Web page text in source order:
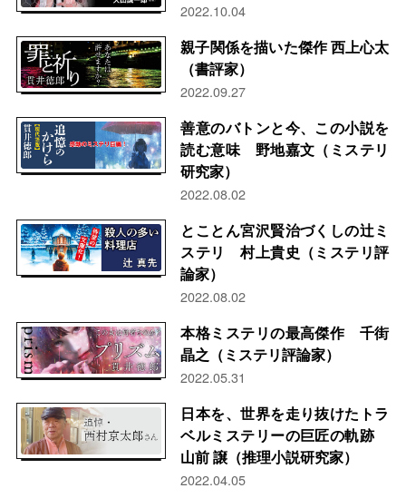
2022.10.04
親子関係を描いた傑作 西上心太
（書評家）
2022.09.27
善意のバトンと今、この小説を
読む意味 野地嘉文（ミステリ
研究家）
2022.08.02
とことん宮沢賢治づくしの辻ミ
ステリ 村上貴史（ミステリ評
論家）
2022.08.02
本格ミステリの最高傑作 千街
晶之（ミステリ評論家）
2022.05.31
日本を、世界を走り抜けたトラ
ベルミステリーの巨匠の軌跡
山前 譲（推理小説研究家）
2022.04.05